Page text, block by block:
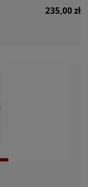
235,00 zł